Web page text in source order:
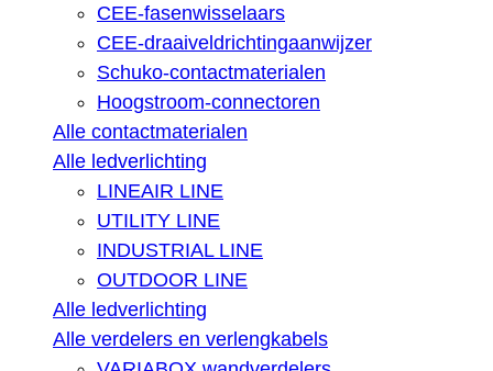
CEE-fasenwisselaars
CEE-draaiveldrichtingaanwijzer
Schuko-contactmaterialen
Hoogstroom-connectoren
Alle contactmaterialen
Alle ledverlichting
LINEAIR LINE
UTILITY LINE
INDUSTRIAL LINE
OUTDOOR LINE
Alle ledverlichting
Alle verdelers en verlengkabels